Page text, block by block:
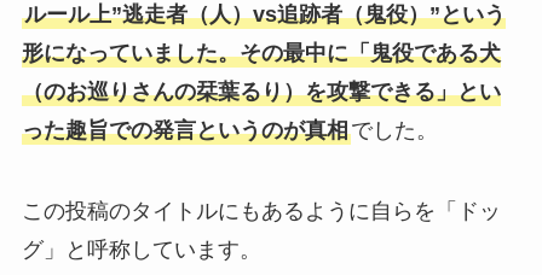
ルール上”逃走者（人）vs追跡者（鬼役）”という
形になっていました。その最中に「鬼役である犬
（のお巡りさんの栞葉るり）を攻撃できる」とい
った趣旨での発言というのが真相でした。
この投稿のタイトルにもあるように自らを「ドッ
グ」と呼称しています。